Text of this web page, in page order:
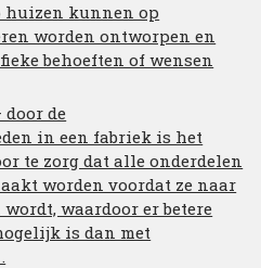
kunnen op
worden ontworpen en
behoeften of wensen
de
in een fabriek is het
te zorg dat alle onderdelen
worden voordat ze naar
waardoor er betere
is dan met